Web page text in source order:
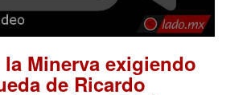
la Minerva exigiendo
de Ricardo